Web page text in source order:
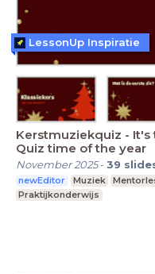
Kerstmuziekquiz -
Quiz time of the year
November 2025-39
newEditor Muziek
Praktijkonderwijs
LessonUp Inspiratie